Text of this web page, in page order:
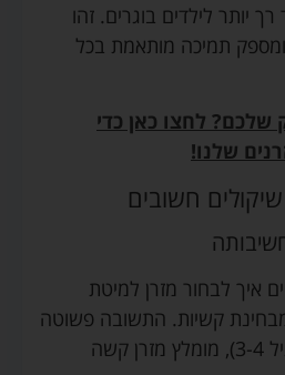
יותר לילדים בוגרים. זהו
תמיכה מותאמת בכל
שלכם? לחצו כאן כדי
שלנו!
חשובים
איך לבחור מזרן למיטת
קשיות. התשובה פשוטה
– לילדים צעירים (עד גיל 3-4), מומלץ מזרן קשה